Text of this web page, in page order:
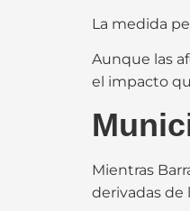
La medida
Aunque las
el impacto
Mientras
derivadas de